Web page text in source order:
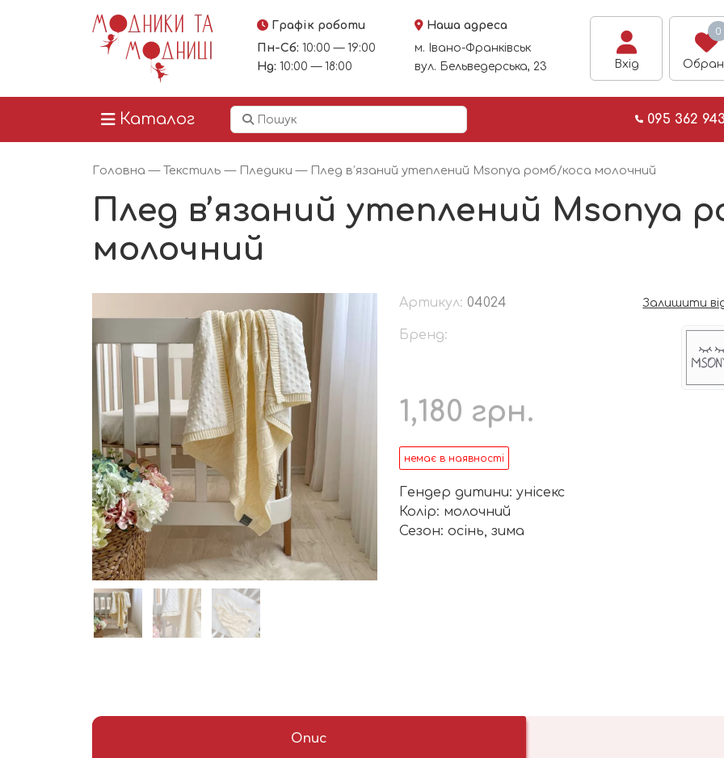
Графік роботи
Пн-Сб: 10:00 — 19:00
Нд: 10:00 — 18:00
Наша адреса
м. Івано-Франківськ
вул. Бельведерська, 23
Вхід
0
Каталог 095 362
Головна —Текстиль — Пледики — Плед в’язаний утеплений Msonya ромб/коса молочний
Плед в’язаний утеплений Msonya
молочний
Артикул: 04024 Залишити
Бренд:
1,180 грн.
немає в наявності
Гендер дитини: унісекс
Колір: молочний
Сезон: осінь, зима
Опис